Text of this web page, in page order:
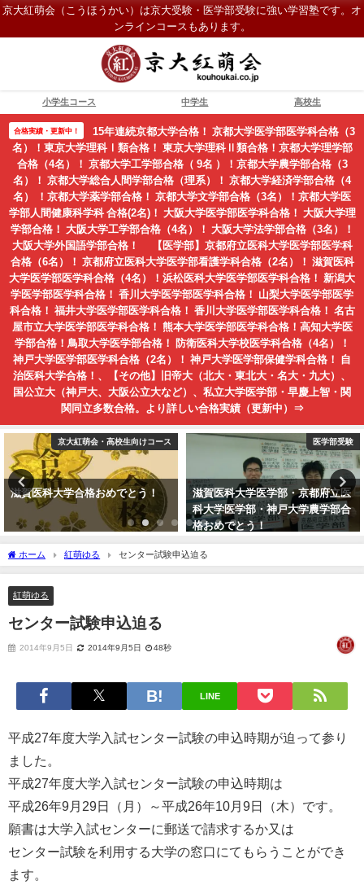
京大紅萌会（こうほうかい）は京大受験・医学部受験に強い学習塾です。オ
ンラインコースもあります。
小学生コース 中学生 高校生
合格実績・更新中！
15年連続京都大学合格！ 京都大学医学部医学科合格（3
名）！東京大学理科Ⅰ類合格！ 東京大学理科Ⅱ類合格！京都大学理学部
合格（4名）！ 京都大学工学部合格（ 9名 ）！京都大学農学部合格（3
名）！ 京都大学総合人間学部合格（理系）！ 京都大学経済学部合格（4
名） ！京都大学薬学部合格！ 京都大学文学部合格（3名）！京都大学医
学部人間健康科学科 合格(2名)！ 大阪大学医学部医学科合格！ 大阪大学理
学部合格！ 大阪大学工学部合格（4名）！ 大阪大学法学部合格（3名）！
大阪大学外国語学部合格！ 【医学部】京都府立医科大学医学部医学科
合格（6名）！ 京都府立医科大学医学部看護学科合格（2名）！ 滋賀医科
大学医学部医学科合格（4名）！浜松医科大学医学部医学科合格！ 新潟大
学医学部医学科合格！ 香川大学医学部医学科合格！ 山梨大学医学部医学
科合格！ 福井大学医学部医学科合格！ 香川大学医学部医学科合格！ 名古
屋市立大学医学部医学科合格！ 熊本大学医学部医学科合格！高知大学医
学部合格！鳥取大学医学部合格！ 防衛医科大学校医学科合格（4名）！
神戸大学医学部医学科合格（2名）！ 神戸大学医学部保健学科合格！ 自
治医科大学合格！、【その他】旧帝大（北大・東北大・名大・九大）、
国公立大（神戸大、大阪公立大など）、私立大学医学部・早慶上智・関
関同立多数合格。より詳しい合格実績（更新中）⇒
京大紅萌会・高校生向けコース
滋賀医科大学合格おめでとう！
医学部受験
滋賀医科大学医学部・京都府立医
科大学医学部・神戸大学農学部合
格おめでとう！
ホーム 紅萌ゆる センター試験申込迫る
紅萌ゆる
センター試験申込迫る
2014年9月5日 2014年9月5日 48秒
LINE
平成27年度大学入試センター試験の申込時期が迫って参り
ました。
平成27年度大学入試センター試験の申込時期は
平成26年9月29日（月）～平成26年10月9日（木）です。
願書は大学入試センターに郵送で請求するか又は
センター試験を利用する大学の窓口にてもらうことができ
ます。